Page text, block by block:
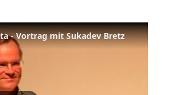
- Vortrag mit Sukadev Bretz